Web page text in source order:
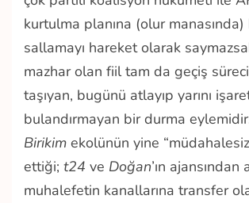
kurtulma planına (olur manasında)
sallamayı hareket olarak
mazhar olan fiil tam da geçiş
taşıyan, bugünü atlayıp yarını
bulandırmayan bir durma
Birikim ekolünün yine
ettiği; t24 ve Doğan’ın ajansından
muhalefetin kanallarına transfer